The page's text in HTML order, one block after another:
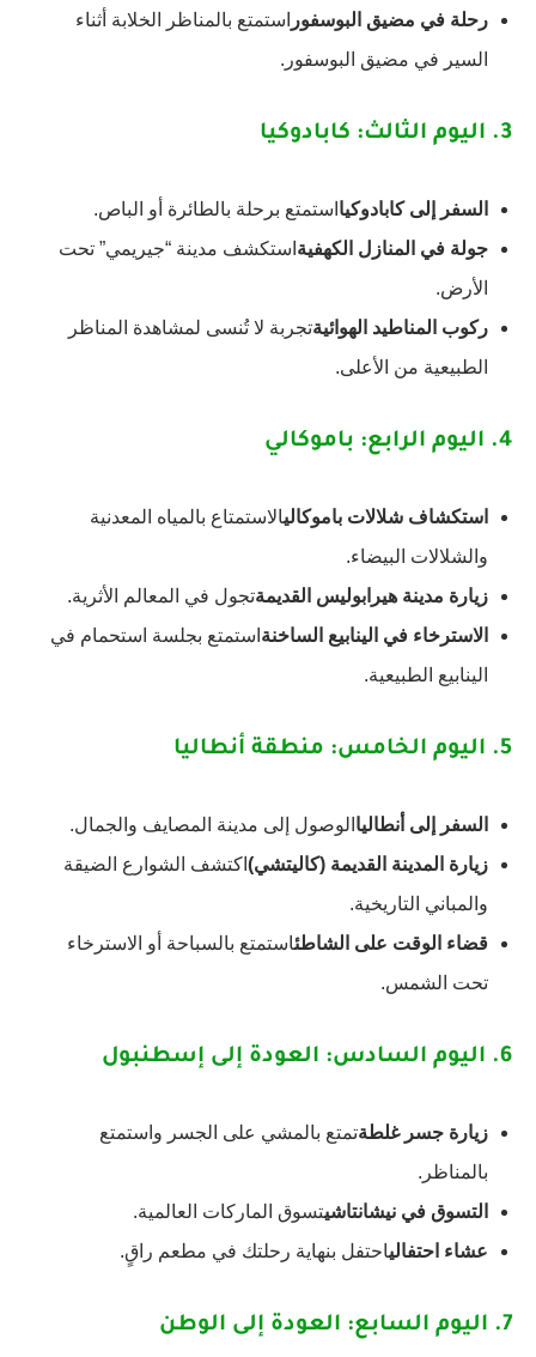
رحلة في مضيق البوسفور استمتع بالمناظر الخلابة أثناء
السير في مضيق البوسفور.
3. اليوم الثالث: كابادوكيا
السفر إلى كابادوكيا استمتع برحلة بالطائرة أو الباص.
جولة في المنازل الكهفية استكشف مدينة “جيريمي” تحت
الأرض.
ركوب المناطيد الهوائيةتجربة لا تُنسى لمشاهدة المناظر
الطبيعية من الأعلى.
4. اليوم الرابع: باموكالي
استكشاف شلالات باموكاليالاستمتاع بالمياه المعدنية
والشلالات البيضاء.
زيارة مدينة هيرابوليس القديمةتجول في المعالم الأثرية.
الاسترخاء في الينابيع الساخنة استمتع بجلسة استحمام في
الينابيع الطبيعية.
5. اليوم الخامس: منطقة أنطاليا
السفر إلى أنطاليا الوصول إلى مدينة المصايف والجمال.
زيارة المدينة القديمة (كاليتشي) اكتشف الشوارع الضيقة
والمباني التاريخية.
قضاء الوقت على الشاطئاستمتع بالسباحة أو الاسترخاء
تحت الشمس.
6. اليوم السادس: العودة إلى إسطنبول
زيارة جسر غلطةتمتع بالمشي على الجسر واستمتع
بالمناظر.
التسوق في نيشانتاشيتسوق الماركات العالمية.
عشاء احتفالياحتفل بنهاية رحلتك في مطعم راقٍ.
7. اليوم السابع: العودة إلى الوطن